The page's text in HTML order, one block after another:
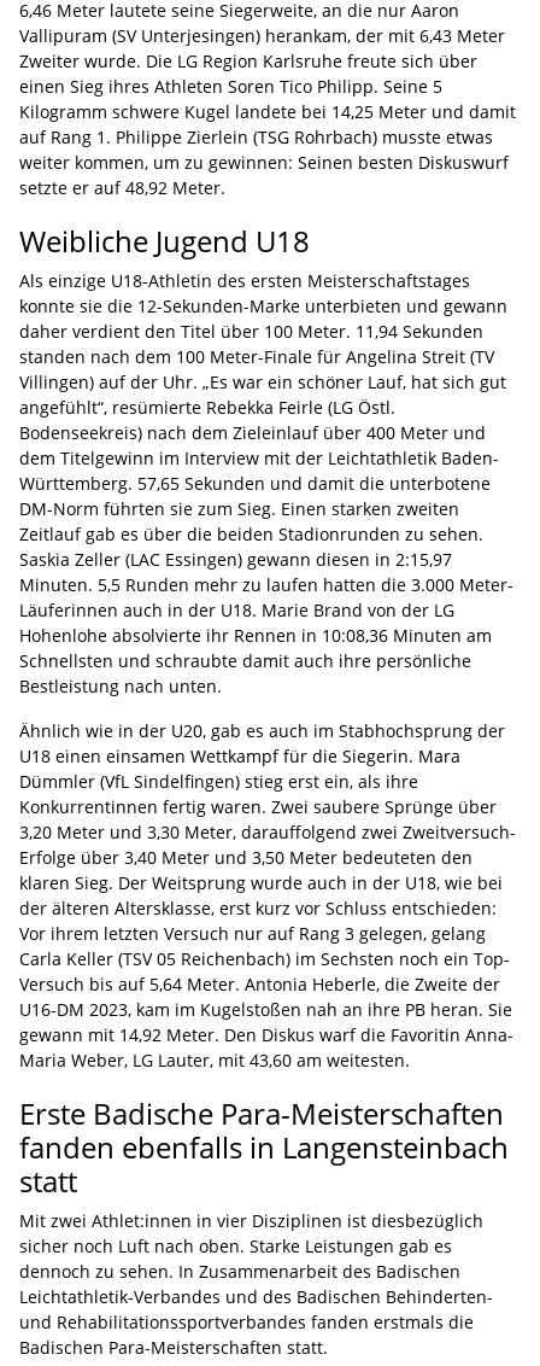
6,46 Meter lautete seine Siegerweite, an die nur Aaron
Vallipuram (SV Unterjesingen) herankam, der mit 6,43 Meter
Zweiter wurde. Die LG Region Karlsruhe freute sich über
einen Sieg ihres Athleten Soren Tico Philipp. Seine 5
Kilogramm schwere Kugel landete bei 14,25 Meter und damit
auf Rang 1. Philippe Zierlein (TSG Rohrbach) musste etwas
weiter kommen, um zu gewinnen: Seinen besten Diskuswurf
setzte er auf 48,92 Meter.
Weibliche Jugend U18
Als einzige U18-Athletin des ersten Meisterschaftstages
konnte sie die 12-Sekunden-Marke unterbieten und gewann
daher verdient den Titel über 100 Meter. 11,94 Sekunden
standen nach dem 100 Meter-Finale für Angelina Streit (TV
Villingen) auf der Uhr. „Es war ein schöner Lauf, hat sich gut
angefühlt“, resümierte Rebekka Feirle (LG Östl.
Bodenseekreis) nach dem Zieleinlauf über 400 Meter und
dem Titelgewinn im Interview mit der Leichtathletik Baden-
Württemberg. 57,65 Sekunden und damit die unterbotene
DM-Norm führten sie zum Sieg. Einen starken zweiten
Zeitlauf gab es über die beiden Stadionrunden zu sehen.
Saskia Zeller (LAC Essingen) gewann diesen in 2:15,97
Minuten. 5,5 Runden mehr zu laufen hatten die 3.000 Meter-
Läuferinnen auch in der U18. Marie Brand von der LG
Hohenlohe absolvierte ihr Rennen in 10:08,36 Minuten am
Schnellsten und schraubte damit auch ihre persönliche
Bestleistung nach unten.
Ähnlich wie in der U20, gab es auch im Stabhochsprung der
U18 einen einsamen Wettkampf für die Siegerin. Mara
Dümmler (VfL Sindelfingen) stieg erst ein, als ihre
Konkurrentinnen fertig waren. Zwei saubere Sprünge über
3,20 Meter und 3,30 Meter, darauffolgend zwei Zweitversuch-
Erfolge über 3,40 Meter und 3,50 Meter bedeuteten den
klaren Sieg. Der Weitsprung wurde auch in der U18, wie bei
der älteren Altersklasse, erst kurz vor Schluss entschieden:
Vor ihrem letzten Versuch nur auf Rang 3 gelegen, gelang
Carla Keller (TSV 05 Reichenbach) im Sechsten noch ein Top-
Versuch bis auf 5,64 Meter. Antonia Heberle, die Zweite der
U16-DM 2023, kam im Kugelstoßen nah an ihre PB heran. Sie
gewann mit 14,92 Meter. Den Diskus warf die Favoritin Anna-
Maria Weber, LG Lauter, mit 43,60 am weitesten.
Erste Badische Para-Meisterschaften
fanden ebenfalls in Langensteinbach
statt
Mit zwei Athlet:innen in vier Disziplinen ist diesbezüglich
sicher noch Luft nach oben. Starke Leistungen gab es
dennoch zu sehen. In Zusammenarbeit des Badischen
Leichtathletik-Verbandes und des Badischen Behinderten-
und Rehabilitationssportverbandes fanden erstmals die
Badischen Para-Meisterschaften statt.